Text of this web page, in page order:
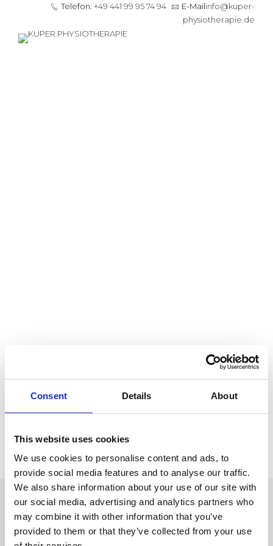
Consent Details About
This website uses cookies
We use cookies to personalise content and ads, to
provide social media features and to analyse our traffic.
We also share information about your use of our site with
our social media, advertising and analytics partners who
may combine it with other information that you’ve
provided to them or that they’ve collected from your use
Telefon: +49 441 99 95 74 94 E-Mailinfo@kuper-
physiotherapie.de
POST COMMENT
KUPER PHYSIOTHERAPIE ist Ihre Praxis für alle Arten von